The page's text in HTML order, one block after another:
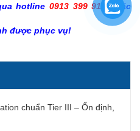
hotline 0913 399 913 hoặc
được phục vụ!
chuẩn Tier III – Ổn định,